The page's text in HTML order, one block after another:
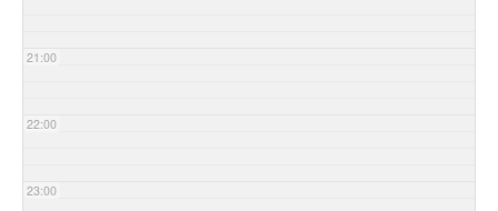
21:00
22:00
23:00